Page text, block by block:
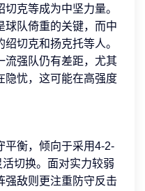
克等成为中坚力量。
球队倚重的关键，而中
切克和扬克托等人。
流强队仍有差距，尤其
隐忧，这可能在高强度
平衡，倾向于采用4-2-
切换。面对实力较弱
强敌则更注重防守反击